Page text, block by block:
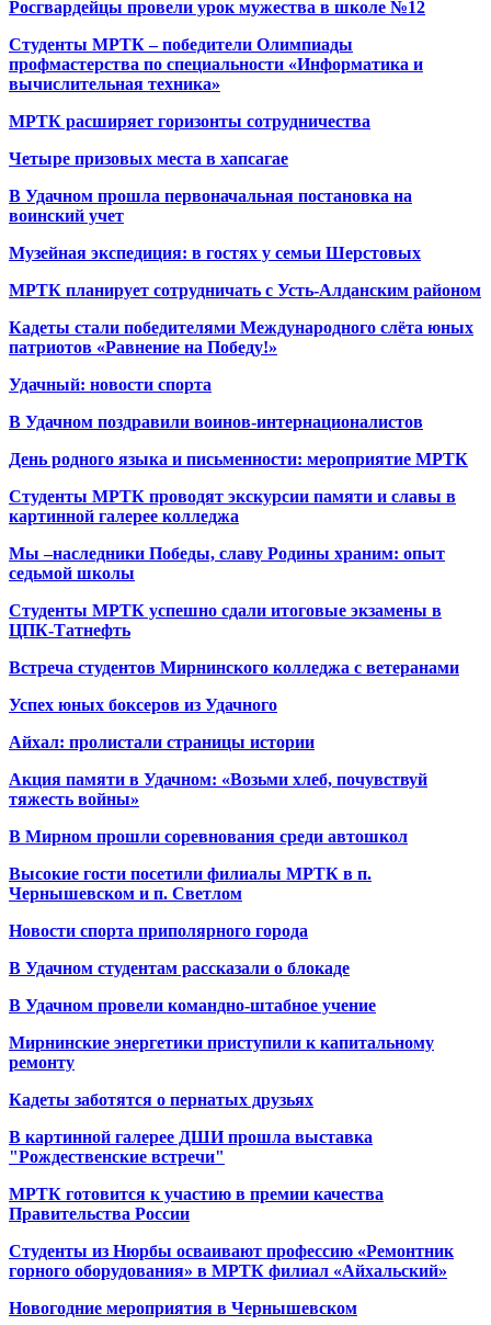
Росгвардейцы провели урок мужества в школе №12
Студенты МРТК – победители Олимпиады
профмастерства по специальности «Информатика и
вычислительная техника»
МРТК расширяет горизонты сотрудничества
Четыре призовых места в хапсагае
В Удачном прошла первоначальная постановка на
воинский учет
Музейная экспедиция: в гостях у семьи Шерстовых
МРТК планирует сотрудничать с Усть-Алданским районом
Кадеты стали победителями Международного слёта юных
патриотов «Равнение на Победу!»
Удачный: новости спорта
В Удачном поздравили воинов-интернационалистов
День родного языка и письменности: мероприятие МРТК
Студенты МРТК проводят экскурсии памяти и славы в
картинной галерее колледжа
Мы –наследники Победы, славу Родины храним: опыт
седьмой школы
Студенты МРТК успешно сдали итоговые экзамены в
ЦПК-Татнефть
Встреча студентов Мирнинского колледжа с ветеранами
Успех юных боксеров из Удачного
Айхал: пролистали страницы истории
Акция памяти в Удачном: «Возьми хлеб, почувствуй
тяжесть войны»
В Мирном прошли соревнования среди автошкол
Высокие гости посетили филиалы МРТК в п.
Чернышевском и п. Светлом
Новости спорта приполярного города
В Удачном студентам рассказали о блокаде
В Удачном провели командно-штабное учение
Мирнинские энергетики приступили к капитальному
ремонту
Кадеты заботятся о пернатых друзьях
В картинной галерее ДШИ прошла выставка
"Рождественские встречи"
МРТК готовится к участию в премии качества
Правительства России
Студенты из Нюрбы осваивают профессию «Ремонтник
горного оборудования» в МРТК филиал «Айхальский»
Новогодние мероприятия в Чернышевском